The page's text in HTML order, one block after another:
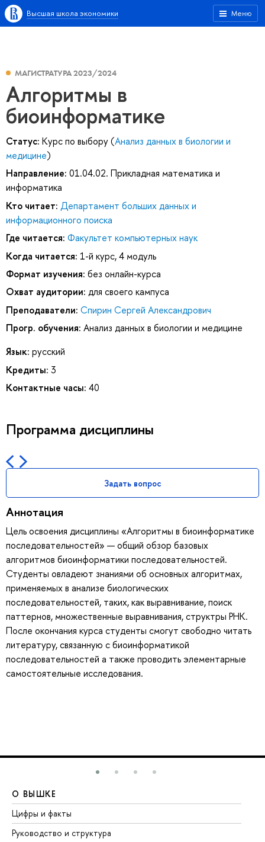
Меню
Высшая школа экономики
МАГИСТРАТУРА 2023/2024
Алгоритмы в
биоинформатике
Статус: Курс по выбору (Анализ данных в биологии и
медицине)
Направление: 01.04.02. Прикладная математика и
информатика
Кто читает: Департамент больших данных и
информационного поиска
Где читается: Факультет компьютерных наук
Когда читается: 1-й курс, 4 модуль
Формат изучения: без онлайн-курса
Охват аудитории: для своего кампуса
Преподаватели: Спирин Сергей Александрович
Прогр. обучения: Анализ данных в биологии и медицине
Язык: русский
Кредиты: 3
Контактные часы: 40
Программа дисциплины
Задать вопрос
Аннотация
Цель освоения дисциплины «Алгоритмы в биоинформатике
последовательностей» — общий обзор базовых
алгоритмов биоинформатики последовательностей.
Студенты овладеют знаниями об основных алгоритмах,
применяемых в анализе биологических
последовательностей, таких, как выравнивание, поиск
паттернов, множественные выравнивания, структры РНК.
После окончания курса студенты смогут свободно читать
литературу, связанную с биоинформатикой
последовательностей а также проводить элементарные
самостоятельные исследования.
О ВЫШКЕ
Цифры и факты
Руководство и структура